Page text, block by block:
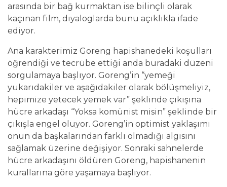
arasında bir bağ kurmaktan ise bilinçli olarak
kaçınan film, diyaloglarda bunu açıklıkla ifade
ediyor.
Ana karakterimiz Goreng hapishanedeki koşulları
öğrendiği ve tecrübe ettiği anda buradaki düzeni
sorgulamaya başlıyor. Goreng’in “yemeği
yukarıdakiler ve aşağıdakiler olarak bölüşmeliyiz,
hepimize yetecek yemek var” şeklinde çıkışına
hücre arkadaşı “Yoksa komünist misin” şeklinde bir
çıkışla engel oluyor. Goreng’in optimist yaklaşımı
onun da başkalarından farklı olmadığı algısını
sağlamak üzerine değişiyor. Sonraki sahnelerde
hücre arkadaşını öldüren Goreng, hapishanenin
kurallarına göre yaşamaya başlıyor.